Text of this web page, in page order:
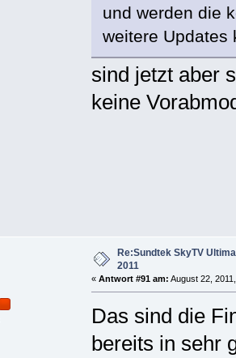
und werden die
weitere Updates
sind jetzt aber
keine
Re:Sundtek SkyTV
2011
« Antwort #91 am: August 22,
Das sind die
bereits in sehr